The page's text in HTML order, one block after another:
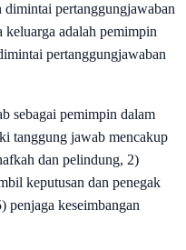
dimintai pertanggungjawaban
keluarga adalah pemimpin
pertanggungjawaban
sebagai pemimpin dalam
tanggung jawab mencakup
dan pelindung, 2)
keputusan dan penegak
penjaga keseimbangan